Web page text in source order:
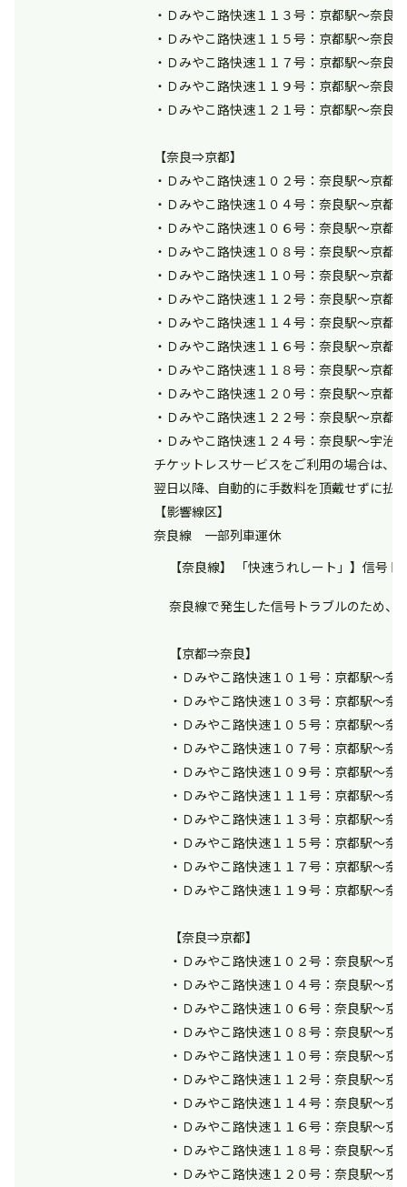
・Ｄみやこ路快速１１３号：京都駅～奈良
・Ｄみやこ路快速１１５号：京都駅～奈良
・Ｄみやこ路快速１１７号：京都駅～奈良
・Ｄみやこ路快速１１９号：京都駅～奈良
・Ｄみやこ路快速１２１号：京都駅～奈良
【奈良⇒京都】
・Ｄみやこ路快速１０２号：奈良駅～京都
・Ｄみやこ路快速１０４号：奈良駅～京都
・Ｄみやこ路快速１０６号：奈良駅～京都
・Ｄみやこ路快速１０８号：奈良駅～京都
・Ｄみやこ路快速１１０号：奈良駅～京都
・Ｄみやこ路快速１１２号：奈良駅～京都
・Ｄみやこ路快速１１４号：奈良駅～京都
・Ｄみやこ路快速１１６号：奈良駅～京都
・Ｄみやこ路快速１１８号：奈良駅～京都
・Ｄみやこ路快速１２０号：奈良駅～京都
・Ｄみやこ路快速１２２号：奈良駅～京都
・Ｄみやこ路快速１２４号：奈良駅～宇治
チケットレスサービスをご利用の場合は、
翌日以降、自動的に手数料を頂戴せずに払
【影響線区】
奈良線 一部列車運休
【奈良線】 「快速うれしート」】信号
奈良線で発生した信号トラブルのため、
【京都⇒奈良】
・Ｄみやこ路快速１０１号：京都駅～奈
・Ｄみやこ路快速１０３号：京都駅～奈
・Ｄみやこ路快速１０５号：京都駅～奈
・Ｄみやこ路快速１０７号：京都駅～奈
・Ｄみやこ路快速１０９号：京都駅～奈
・Ｄみやこ路快速１１１号：京都駅～奈
・Ｄみやこ路快速１１３号：京都駅～奈
・Ｄみやこ路快速１１５号：京都駅～奈
・Ｄみやこ路快速１１７号：京都駅～奈
・Ｄみやこ路快速１１９号：京都駅～
【奈良⇒京都】
・Ｄみやこ路快速１０２号：奈良駅～京
・Ｄみやこ路快速１０４号：奈良駅～京
・Ｄみやこ路快速１０６号：奈良駅～京
・Ｄみやこ路快速１０８号：奈良駅～京
・Ｄみやこ路快速１１０号：奈良駅～京
・Ｄみやこ路快速１１２号：奈良駅～京
・Ｄみやこ路快速１１４号：奈良駅～京
・Ｄみやこ路快速１１６号：奈良駅～京
・Ｄみやこ路快速１１８号：奈良駅～京
・Ｄみやこ路快速１２０号：奈良駅～